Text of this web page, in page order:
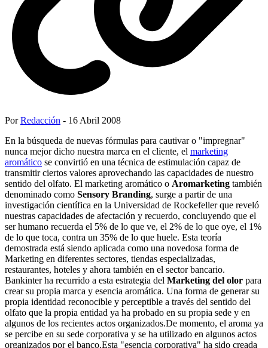
PorRedacción - 16 Abril 2008
En la búsqueda de nuevas fórmulas para cautivar o "impregnar"
nunca mejor dicho nuestra marca en el cliente, el marketing
aromático se convirtió en una técnica de estimulación capaz de
transmitir ciertos valores aprovechando las capacidades de nuestro
sentido del olfato. El marketing aromático o Aromarketing también
denominado como Sensory Branding, surge a partir de una
investigación científica en la Universidad de Rockefeller que reveló
nuestras capacidades de afectación y recuerdo, concluyendo que el
ser humano recuerda el 5% de lo que ve, el 2% de lo que oye, el 1%
de lo que toca, contra un 35% de lo que huele. Esta teoría
demostrada está siendo aplicada como una novedosa forma de
Marketing en diferentes sectores, tiendas especializadas,
restaurantes, hoteles y ahora también en el sector bancario.
Bankinter ha recurrido a esta estrategia del Marketing del olor para
crear su propia marca y esencia aromática. Una forma de generar su
propia identidad reconocible y perceptible a través del sentido del
olfato que la propia entidad ya ha probado en su propia sede y en
algunos de los recientes actos organizados.De momento, el aroma ya
se percibe en su sede corporativa y se ha utilizado en algunos actos
organizados por el banco.Esta "esencia corporativa" ha sido creada